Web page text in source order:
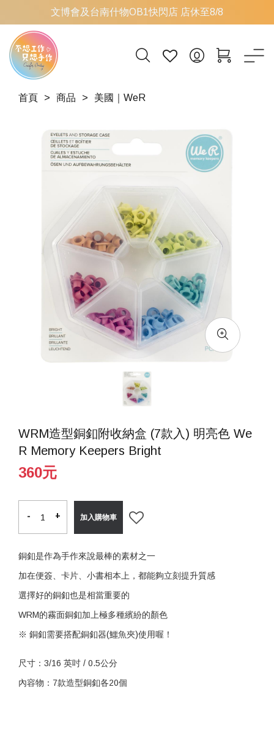
文博會及台南什物OB1快閃店 店休至8/8
首頁 商品 美國｜WeR
WRM造型銅釦附收納盒 (7款入) 明亮色 We
R Memory Keepers Bright
360元
- +
- + 加入購物車
銅釦是作為手作來說最棒的素材之一
加在便簽、卡片、小書相本上，都能夠立刻提升質感
選擇好的銅釦也是相當重要的
WRM的霧面銅釦加上極多種繽紛的顏色
※ 銅釦需要搭配銅釦器(鱷魚夾)使用喔！
尺寸：3/16 英吋 / 0.5公分
內容物：7款造型銅釦各20個